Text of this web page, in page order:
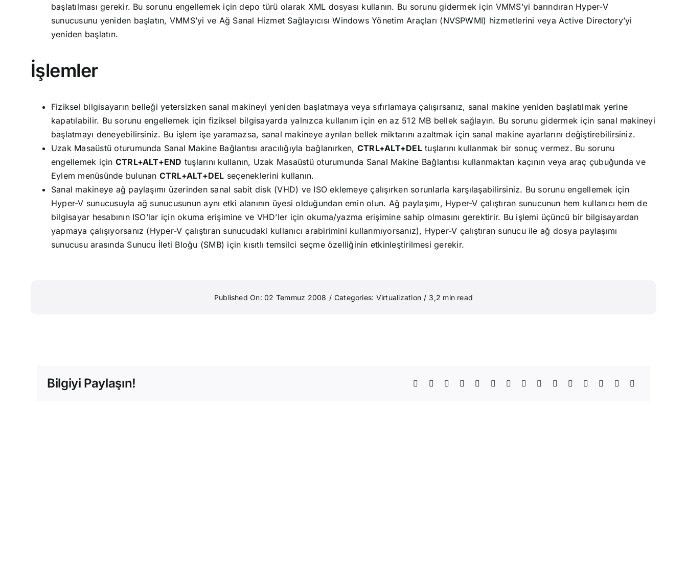
başlatılması gerekir. Bu sorunu engellemek için depo türü olarak XML dosyası kullanın. Bu sorunu gidermek için VMMS’yi barındıran Hyper-V
sunucusunu yeniden başlatın, VMMS’yi ve Ağ Sanal Hizmet Sağlayıcısı Windows Yönetim Araçları (NVSPWMI) hizmetlerini veya Active Directory’yi
yeniden başlatın.
İşlemler
Fiziksel bilgisayarın belleği yetersizken sanal makineyi yeniden başlatmaya veya sıfırlamaya çalışırsanız, sanal makine yeniden başlatılmak yerine
kapatılabilir. Bu sorunu engellemek için fiziksel bilgisayarda yalnızca kullanım için en az 512 MB bellek sağlayın. Bu sorunu gidermek için sanal makineyi
başlatmayı deneyebilirsiniz. Bu işlem işe yaramazsa, sanal makineye ayrılan bellek miktarını azaltmak için sanal makine ayarlarını değiştirebilirsiniz.
Uzak Masaüstü oturumunda Sanal Makine Bağlantısı aracılığıyla bağlanırken, CTRL+ALT+DELtuşlarını kullanmak bir sonuç vermez. Bu sorunu
engellemek için CTRL+ALT+END tuşlarını kullanın, Uzak Masaüstü oturumunda Sanal Makine Bağlantısı kullanmaktan kaçının veya araç çubuğunda ve
Eylem menüsünde bulunan CTRL+ALT+DEL seçeneklerini kullanın.
Sanal makineye ağ paylaşımı üzerinden sanal sabit disk (VHD) ve ISO eklemeye çalışırken sorunlarla karşılaşabilirsiniz. Bu sorunu engellemek için
Hyper-V sunucusuyla ağ sunucusunun aynı etki alanının üyesi olduğundan emin olun. Ağ paylaşımı, Hyper-V çalıştıran sunucunun hem kullanıcı hem de
bilgisayar hesabının ISO’lar için okuma erişimine ve VHD’ler için okuma/yazma erişimine sahip olmasını gerektirir. Bu işlemi üçüncü bir bilgisayardan
yapmaya çalışıyorsanız (Hyper-V çalıştıran sunucudaki kullanıcı arabirimini kullanmıyorsanız), Hyper-V çalıştıran sunucu ile ağ dosya paylaşımı
sunucusu arasında Sunucu İleti Bloğu (SMB) için kısıtlı temsilci seçme özelliğinin etkinleştirilmesi gerekir.
Published On: 02 Temmuz 2008 / Categories: Virtualization / 3,2 min read
Bilgiyi Paylaşın!